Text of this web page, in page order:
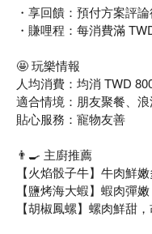
・享回饋：預付方案評
・賺哩程：每消費滿
🤩 玩樂情報
人均消費：均消 TWD
適合情境：朋友聚餐、
貼心服務：寵物友善
👨‍🍳 主廚推薦
【火焰骰子牛】牛肉鮮
【鹽烤海大蝦】蝦肉彈
【胡椒鳳螺】螺肉鮮甜